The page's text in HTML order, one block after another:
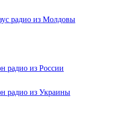
радио из Молдовы
радио из России
радио из Украины